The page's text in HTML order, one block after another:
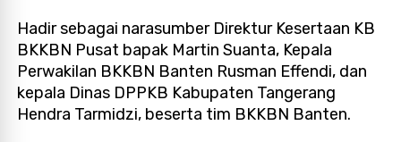
Hadir sebagai narasumber Direktur Kesertaan KB
BKKBN Pusat bapak Martin Suanta, Kepala
Perwakilan BKKBN Banten Rusman Effendi, dan
kepala Dinas DPPKB Kabupaten Tangerang
Hendra Tarmidzi, beserta tim BKKBN Banten.